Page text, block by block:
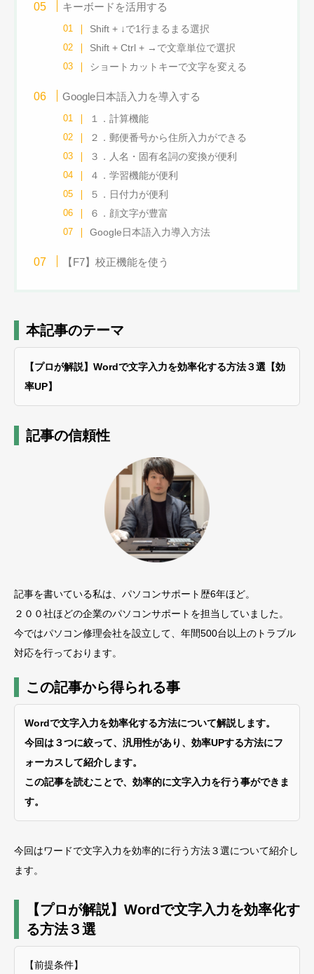
キーボードを活用する
Shift + ↓で1行まるまる選択
Shift + Ctrl + →で文章単位で選択
ショートカットキーで文字を変える
Google日本語入力を導入する
１．計算機能
２．郵便番号から住所入力ができる
３．人名・固有名詞の変換が便利
４．学習機能が便利
５．日付力が便利
６．顔文字が豊富
Google日本語入力導入方法
【F7】校正機能を使う
本記事のテーマ
【プロが解説】Wordで文字入力を効率化する方法３選【効
率UP】
記事の信頼性
記事を書いている私は、パソコンサポート歴6年ほど。
２００社ほどの企業のパソコンサポートを担当していました。
今ではパソコン修理会社を設立して、年間500台以上のトラブル
対応を行っております。
この記事から得られる事
Wordで文字入力を効率化する方法について解説します。
今回は３つに絞って、汎用性があり、効率UPする方法にフ
ォーカスして紹介します。
この記事を読むことで、効率的に文字入力を行う事ができま
す。
今回はワードで文字入力を効率的に行う方法３選について紹介し
ます。
【プロが解説】Wordで文字入力を効率化す
る方法３選
【前提条件】